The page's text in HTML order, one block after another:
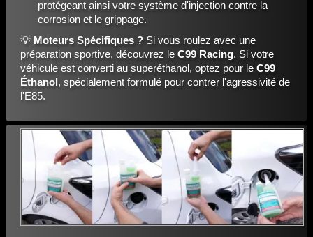
protégeant ainsi votre système d'injection contre la
corrosion et le grippage.
💡 Moteurs Spécifiques ? Si vous roulez avec une
préparation sportive, découvrez le C99 Racing. Si votre
véhicule est converti au superéthanol, optez pour le C99
Éthanol, spécialement formulé pour contrer l'agressivité de
l'E85.